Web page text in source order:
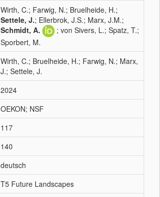
Wirth, C.; Farwig, N.; Bruelheide, H.;
Settele, J.; Ellerbrok, J.S.; Marx, J.M.;
Schmidt, A.
; von Sivers, L.; Spatz, T.;
Sporbert, M.
Wirth, C.; Bruelheide, H.; Farwig, N.; Marx,
J.; Settele, J.
2024
OEKON; NSF
117
140
deutsch
T5 Future Landscapes